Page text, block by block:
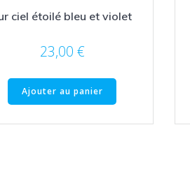
ciel étoilé bleu et violet
23,00 €
Ajouter au panier